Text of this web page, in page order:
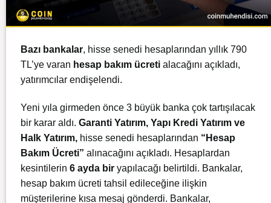
Bazı bankalar, hisse senedi hesaplarından yıllık 790
TL’ye varan hesap bakım ücreti alacağını açıkladı,
yatırımcılar endişelendi.
Yeni yıla girmeden önce 3 büyük banka çok tartışılacak
bir karar aldı. Garanti Yatırım, Yapı Kredi Yatırım ve
Halk Yatırım, hisse senedi hesaplarından “Hesap
Bakım Ücreti” alınacağını açıkladı. Hesaplardan
kesintilerin 6 ayda bir yapılacağı belirtildi. Bankalar,
hesap bakım ücreti tahsil edileceğine ilişkin
müşterilerine kısa mesaj gönderdi. Bankalar,